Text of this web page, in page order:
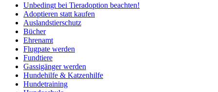
Unbedingt bei Tieradoption beachten!
Adoptieren statt kaufen
Auslandstierschutz
Bücher
Ehrenamt
Flugpate werden
Fundtiere
Gassigänger werden
Hundehilfe & Katzenhilfe
Hundetraining